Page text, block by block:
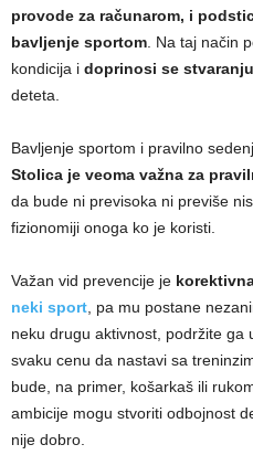
provode za računarom, i
bavljenje sportom. Na taj način
kondicija i doprinosi se
deteta.
Bavljenje sportom i pravilno
Stolica je veoma važna za
da bude ni previsoka ni previše
fizionomiji onoga ko je koristi.
Važan vid prevencije je
neki sport, pa mu postane
neku drugu aktivnost, podržite ga
svaku cenu da nastavi sa
bude, na primer, košarkaš ili
ambicije mogu stvoriti odbojnost
nije dobro.